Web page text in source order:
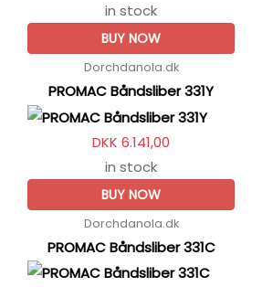
in stock
BUY NOW
Dorchdanola.dk
PROMAC Båndsliber 331Y
DKK 6.141,00
in stock
BUY NOW
Dorchdanola.dk
PROMAC Båndsliber 331C